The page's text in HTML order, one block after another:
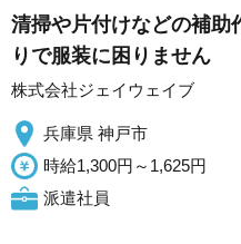
清掃や片付けなどの補助
りで服装に困りません
株式会社ジェイウェイブ
兵庫県 神戸市
時給1,300円～1,625円
派遣社員